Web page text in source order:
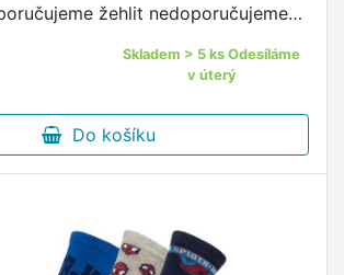
žehlit nedoporučujeme
od českého …
Skladem > 5 ks Odesíláme
v úterý
Do košíku